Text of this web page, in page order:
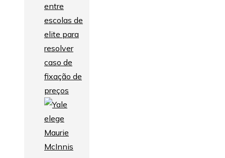
entre
escolas de
elite para
resolver
caso de
fixação de
preços